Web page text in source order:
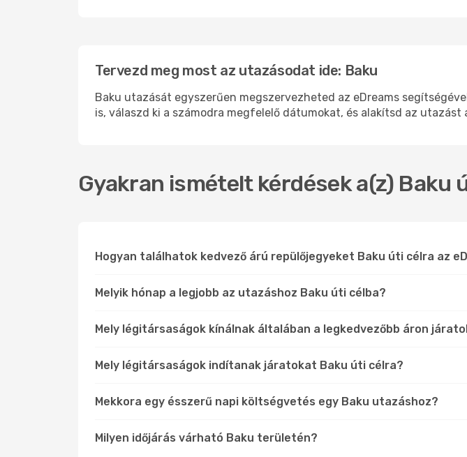
Tervezd meg most az utazásodat ide: Baku
Baku utazását egyszerűen megszervezheted az eDreams
is, válaszd ki a számodra megfelelő dátumokat, és alakítsd az
Gyakran ismételt kérdések a(z)
Hogyan találhatok kedvező árú repülőjegyeket Baku úti célra az
Melyik hónap a legjobb az utazáshoz Baku úti célba?
Mely légitársaságok kínálnak általában a legkedvezőbb áron
Mely légitársaságok indítanak járatokat Baku úti célra?
Mekkora egy ésszerű napi költségvetés egy Baku utazáshoz?
Milyen időjárás várható Baku területén?